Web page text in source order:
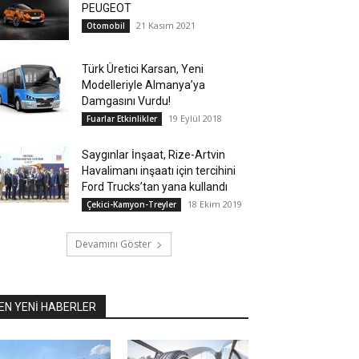
PEUGEOT
Otomobil 21 Kasım 2021
Türk Üretici Karsan, Yeni
Modelleriyle Almanya’ya
Damgasını Vurdu!
Fuarlar Etkinlikler 19 Eylül 2018
Saygınlar İnşaat, Rize-Artvin
Havalimanı inşaatı için tercihini
Ford Trucks’tan yana kullandı
Çekici-Kamyon-Treyler 18 Ekim 2019
Devamını Göster
YENİ HABERLER